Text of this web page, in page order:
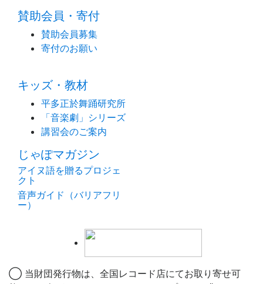
賛助会員・寄付
賛助会員募集
寄付のお願い
キッズ・教材
平多正於舞踊研究所
「音楽劇」シリーズ
講習会のご案内
じゃぽマガジン
アイヌ語を贈るプロジェ
クト
音声ガイド（バリアフリ
ー）
◯ 当財団発行物は、全国レコード店にてお取り寄せ可